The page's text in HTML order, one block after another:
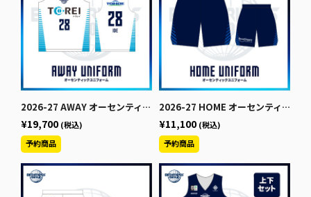
2026-27 AWAY オーセンティックユニフォーム【上】
¥19,700 (税込)
2026-27 HOME オーセンティックユニフォーム【下】
¥11,100 (税込)